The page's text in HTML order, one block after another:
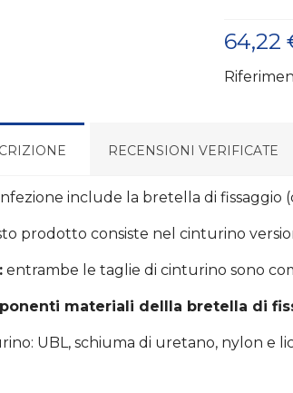
64,22
RECENSIONI VERIFICATE
include la bretella di fissaggio
prodotto consiste nel cinturino
entrambe le taglie di cinturino sono
materiali dellla bretella di
UBL, schiuma di uretano, nylon e